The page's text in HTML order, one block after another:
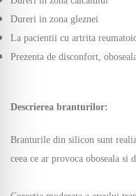
Dureri in zona gleznei
La pacientii cu artrita
Prezenta de disconfort,
Descrierea branturilor:
Branturile din silicon sunt
ceea ce ar provoca oboseala si